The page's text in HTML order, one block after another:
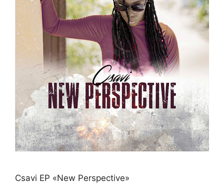
Csavi EP «New Perspective»